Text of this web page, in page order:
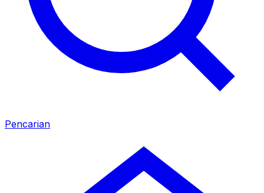
Pencarian